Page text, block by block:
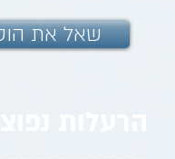
שאל את